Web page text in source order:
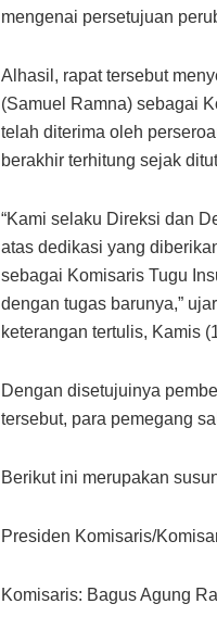
mengenai persetujuan
Alhasil, rapat tersebut
(Samuel Ramna) sebagai
telah diterima oleh
berakhir terhitung sejak
“Kami selaku Direksi dan
atas dedikasi yang
sebagai Komisaris Tugu
dengan tugas barunya,”
keterangan tertulis, Kamis
Dengan disetujuinya
tersebut, para pemegang
Berikut ini merupakan
Presiden Komisaris/
Komisaris: Bagus Agung